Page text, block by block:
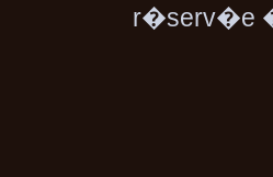
r�serv�e �